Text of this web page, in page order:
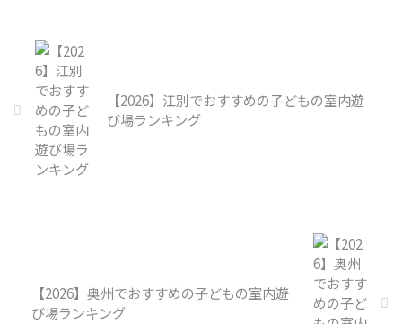
【2026】江別でおすすめの子どもの室内遊
び場ランキング
【2026】奥州でおすすめの子どもの室内遊
び場ランキング